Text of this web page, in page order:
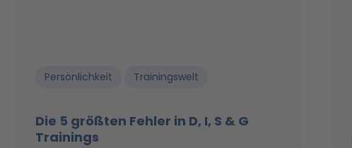
Persönlichkeit Trainingswelt
Die 5 größten Fehler in D, I, S & G
Trainings